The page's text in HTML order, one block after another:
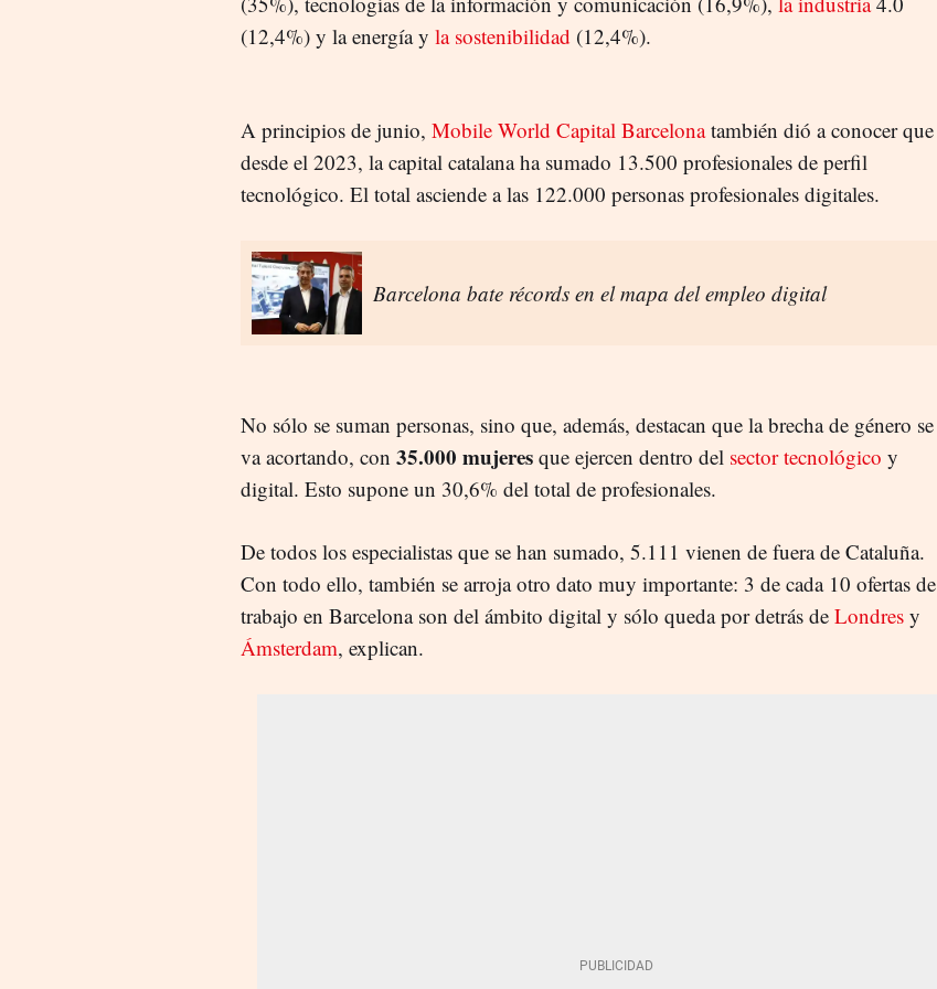
(12,4%) y la energía y la sostenibilidad (12,4%).
A principios de junio, Mobile World Capital Barcelonatambién dió a conocer que
desde el 2023, la capital catalana ha sumado 13.500 profesionales de perfil
tecnológico. El total asciende a las 122.000 personas profesionales digitales.
Barcelona bate récords en el mapa del empleo digital
No sólo se suman personas, sino que, además, destacan que la brecha de género se
va acortando, con 35.000 mujeres que ejercen dentro del sector tecnológico y
digital. Esto supone un 30,6% del total de profesionales.
De todos los especialistas que se han sumado, 5.111 vienen de fuera de Cataluña.
Con todo ello, también se arroja otro dato muy importante: 3 de cada 10 ofertas de
trabajo en Barcelona son del ámbito digital y sólo queda por detrás de Londres y
Ámsterdam, explican.